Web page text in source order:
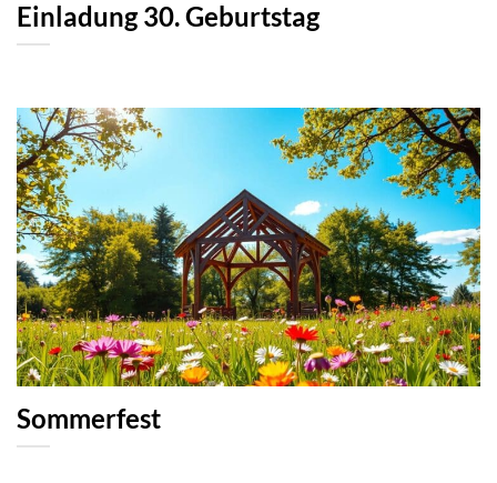
Einladung 30. Geburtstag
Sommerfest